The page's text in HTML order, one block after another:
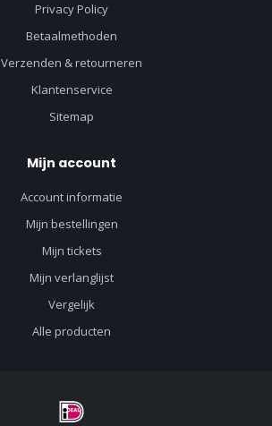
Privacy Policy
Betaalmethoden
Verzenden & retourneren
Klantenservice
Sitemap
Mijn account
Account informatie
Mijn bestellingen
Mijn tickets
Mijn verlanglijst
Vergelijk
Alle producten